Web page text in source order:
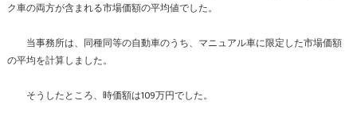
ク車の両方が含まれる市場価額の平均値でした。
当事務所は、同種同等の自動車のうち、マニュアル車に限定した市場価額
の平均を計算しました。
そうしたところ、時価額は109万円でした。